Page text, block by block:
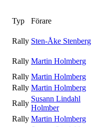
Typ
Förare
Rally Sten-Åke Stenberg
Rally Martin Holmberg
Rally Martin Holmberg
Rally Martin Holmberg
Rally
Susann Lindahl
Holmber
Rally Martin Holmberg